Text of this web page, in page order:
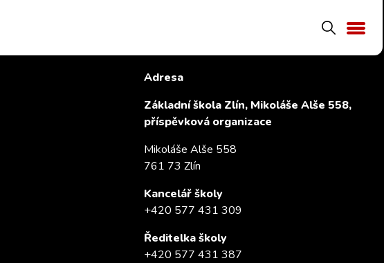
Adresa
Základní škola Zlín, Mikoláše Alše 558,
příspěvková organizace
Mikoláše Alše 558
761 73 Zlín
Kancelář školy
+420 577 431 309
Ředitelka školy
+420 577 431 387